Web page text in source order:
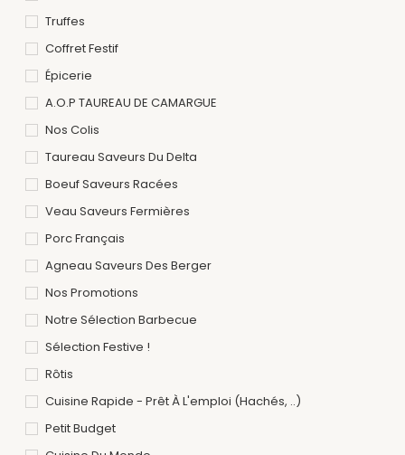
Truffes
Coffret Festif
Épicerie
A.O.P TAUREAU DE CAMARGUE
Nos Colis
Taureau Saveurs Du Delta
Boeuf Saveurs Racées
Veau Saveurs Fermières
Porc Français
Agneau Saveurs Des Berger
Nos Promotions
Notre Sélection Barbecue
Sélection Festive !
Rôtis
Cuisine Rapide - Prêt À L'emploi (hachés, ..)
Petit Budget